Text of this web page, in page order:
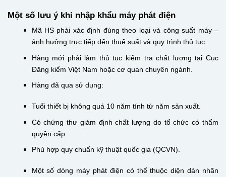
Một số lưu ý khi nhập khẩu máy phát điện
Mã HS phải xác định đúng theo loại và công suất máy –
ảnh hưởng trực tiếp đến thuế suất và quy trình thủ tục.
Hàng mới phải làm thủ tục kiểm tra chất lượng tại Cục
Đăng kiểm Việt Nam hoặc cơ quan chuyên ngành.
Hàng đã qua sử dụng:
Tuổi thiết bị không quá 10 năm tính từ năm sản xuất.
Có chứng thư giám định chất lượng do tổ chức có thẩm
quyền cấp.
Phù hợp quy chuẩn kỹ thuật quốc gia (QCVN).
Một số dòng máy phát điện có thể thuộc diện dán nhãn